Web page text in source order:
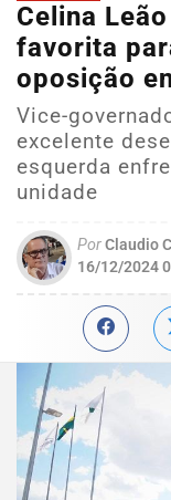
Celina
favorita
oposição
Vice-
excelente
esquerda
unidade
PorClaudio
16/12/2024